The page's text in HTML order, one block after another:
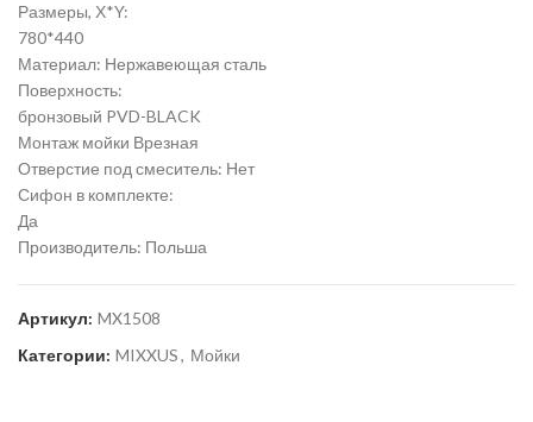
Размеры, Х*Y:
780*440
Материал: Нержавеющая сталь
Поверхность:
бронзовый PVD-BLACK
Монтаж мойки Врезная
Отверстие под смеситель: Нет
Сифон в комплекте:
Да
Производитель: Польша
Артикул: MX1508
Категории: MIXXUS, Мойки